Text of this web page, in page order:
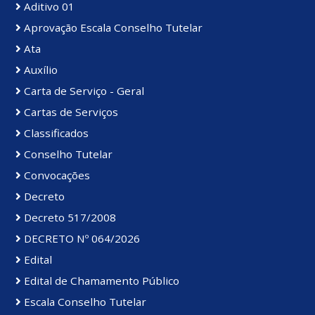
Aditivo 01
Aprovação Escala Conselho Tutelar
Ata
Auxílio
Carta de Serviço - Geral
Cartas de Serviços
Classificados
Conselho Tutelar
Convocações
Decreto
Decreto 517/2008
DECRETO Nº 064/2026
Edital
Edital de Chamamento Público
Escala Conselho Tutelar